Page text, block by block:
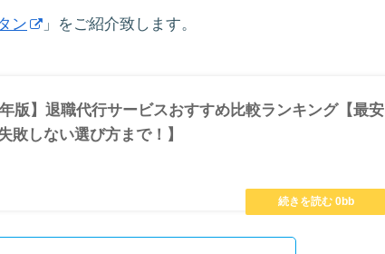
ン 」をご紹介致します。
年版】退職代行サービスおすすめ比較ランキング【最安
敗しない選び方まで！】